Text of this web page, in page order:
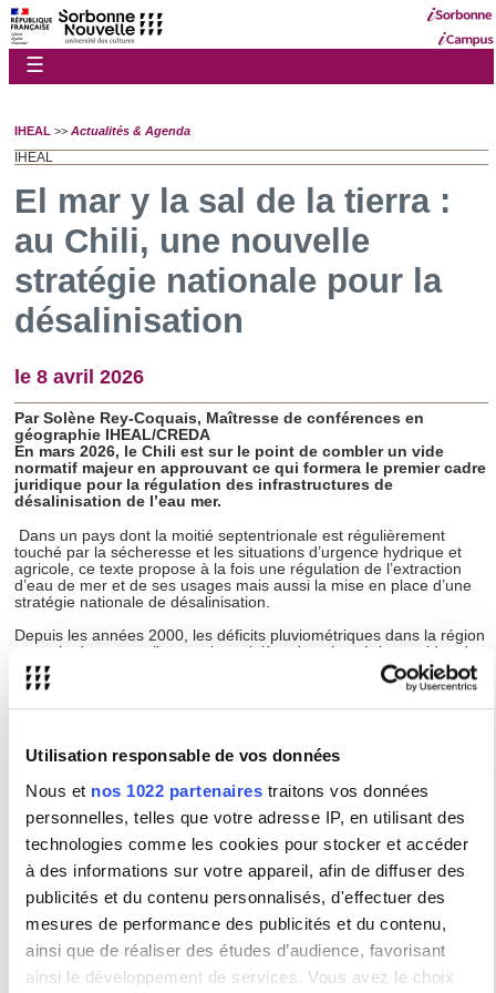
Utilisation responsable de vos données
Nous et nos 1022 partenaires traitons vos données
personnelles, telles que votre adresse IP, en utilisant des
technologies comme les cookies pour stocker et accéder
à des informations sur votre appareil, afin de diffuser des
publicités et du contenu personnalisés, d'effectuer des
mesures de performance des publicités et du contenu,
ainsi que de réaliser des études d’audience, favorisant
ainsi le développement de services. Vous avez le choix
☰
IHEAL >> Actualités & Agenda
IHEAL
El mar y la sal de la tierra :
au Chili, une nouvelle
stratégie nationale pour la
désalinisation
le 8 avril 2026
Par Solène Rey-Coquais, Maîtresse de conférences en
géographie IHEAL/CREDA
En mars 2026, le Chili est sur le point de combler un vide
normatif majeur en approuvant ce qui formera le premier cadre
juridique pour la régulation des infrastructures de
désalinisation de l’eau mer.
Dans un pays dont la moitié septentrionale est régulièrement
touché par la sécheresse et les situations d’urgence hydrique et
agricole, ce texte propose à la fois une régulation de l’extraction
d’eau de mer et de ses usages mais aussi la mise en place d’une
stratégie nationale de désalinisation.
Depuis les années 2000, les déficits pluviométriques dans la région
centrale du pays et l’expansion minière dans les régions arides de
l’Atacama ont encouragé le développement des infrastructures de
désalinisation par le secteur du cuivre, fortement dépendant de la
entreprises minières. Cette technologie, qui consiste à séparer les
sels des molécules d’eau pour produire de l’eau douce, permet aux
entreprises de ne plus peser sur les réserves présentes dans les
cours d’eau et les aquifères. Elle leur assure une continuité dans
les périodes de stress hydrique tout en évitant les conflits avec les
populations locales quant aux modalités d’accès à la ressource.
Elle sert aussi de garantie, dans un contexte de transition, pour
défendre une industrie minière plus vertueuse et résiliente face au
Jusque là, la désalinisation est donc largement réservée aux
usages industriels et miniers. La technologie, tout comme les choix
d’implantation et de consommation, sont le monopole du secteur
privé. La loi de mars 2026 devrait renverser – au moins en partie –
la donne pour tracer la voie d’une stratégie de sécurisation